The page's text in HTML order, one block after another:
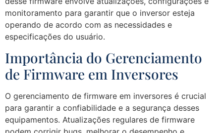
monitoramento para garantir que o inversor esteja
operando de acordo com as necessidades e
especificações do usuário.
Importância do Gerenciamento
de Firmware em Inversores
O gerenciamento de firmware em inversores é crucial
para garantir a confiabilidade e a segurança desses
equipamentos. Atualizações regulares de firmware